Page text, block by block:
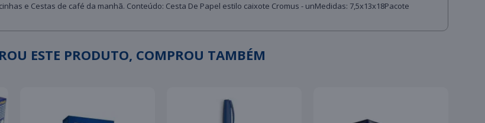
e Cestas de café da manhã. Conteúdo: Cesta De Papel estilo caixote Cromus - unMedidas: 7,5x13x18Pacote
ESTE PRODUTO, COMPROU TAMBÉM